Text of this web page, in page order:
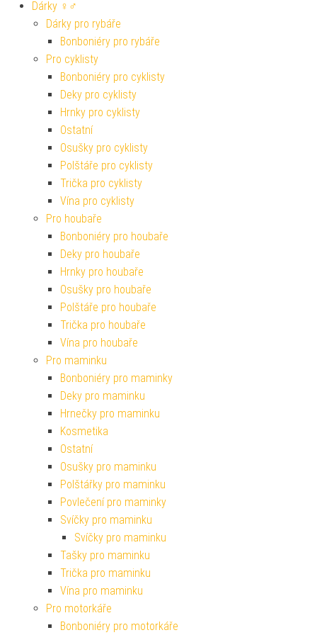
Dárky ♀♂
Dárky pro rybáře
Bonboniéry pro rybáře
Pro cyklisty
Bonboniéry pro cyklisty
Deky pro cyklisty
Hrnky pro cyklisty
Ostatní
Osušky pro cyklisty
Polštáře pro cyklisty
Trička pro cyklisty
Vína pro cyklisty
Pro houbaře
Bonboniéry pro houbaře
Deky pro houbaře
Hrnky pro houbaře
Osušky pro houbaře
Polštáře pro houbaře
Trička pro houbaře
Vína pro houbaře
Pro maminku
Bonboniéry pro maminky
Deky pro maminku
Hrnečky pro maminku
Kosmetika
Ostatní
Osušky pro maminku
Polštářky pro maminku
Povlečení pro maminky
Svíčky pro maminku
Svíčky pro maminku
Tašky pro maminku
Trička pro maminku
Vína pro maminku
Pro motorkáře
Bonboniéry pro motorkáře